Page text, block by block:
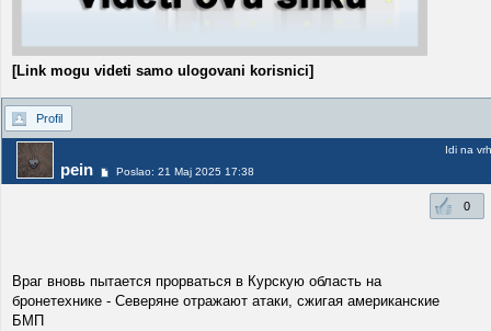
[Link mogu videti samo ulogovani korisnici]
Profil
pein Poslao: 21 Maj 2025 17:38
Idi na vrh
0
Враг вновь пытается прорваться в Курскую область на
бронетехнике - Северяне отражают атаки, сжигая американские
БМП